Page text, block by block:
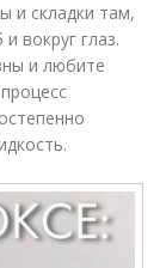
и складки там,
вокруг глаз.
и любите